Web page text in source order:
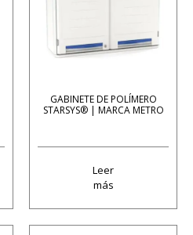
GABINETE DE POLÍMERO
STARSYS® | MARCA METRO
Leer
más